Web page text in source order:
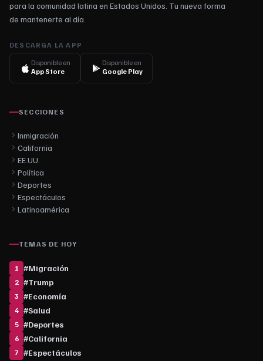
para la comunidad latina en Estados Unidos. Tu nueva forma
de mantenerte al día.
DESCARGA LA APP
Disponible en
App Store
Disponible en
Google Play
SECCIONES
Inmigración
California
EE.UU.
Política
Deportes
Espectáculos
Latinoamérica
TEMAS DE HOY
1 #Migración
2 #Trump
3 #Economía
4 #Salud
5 #Deportes
6 #California
7 #Espectáculos